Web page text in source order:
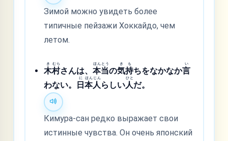
Зимой можно увидеть более
типичные пейзажи Хоккайдо, чем
летом.
木
き
村
むら
さんは、本
ほん
当
とう
の気
き
持
も
ちをなかなか言
い
わない。 日
に
本
ほん
人
じん
らしい人
ひと
だ。
Кимура-сан редко выражает свои
истинные чувства. Он очень японский